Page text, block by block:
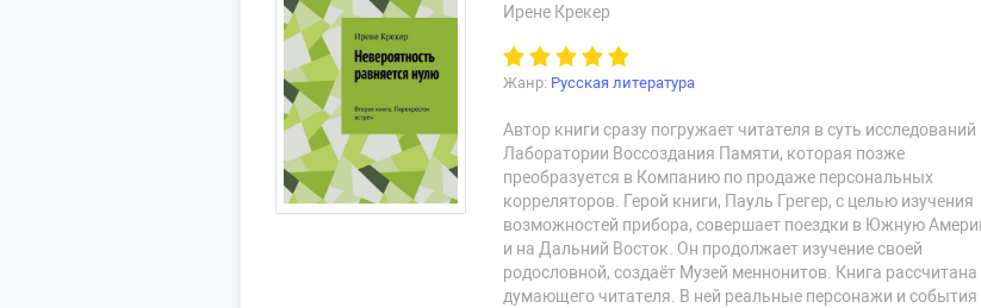
Ирене Крекер
Жанр: Русская литература
Автор книги сразу погружает читателя в суть исследований
Лаборатории Воссоздания Памяти, которая позже
преобразуется в Компанию по продаже персональных
корреляторов. Герой книги, Пауль Грегер, с целью изучения
возможностей прибора, совершает поездки в Южную
и на Дальний Восток. Он продолжает изучение своей
родословной, создаёт Музей меннонитов. Книга рассчитана
думающего читателя. В ней реальные персонажи и события